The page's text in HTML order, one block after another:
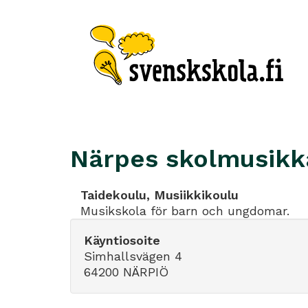
Närpes
Taidekoulu, Musiikkikoulu
Musikskola för barn och ungdomar.
Käyntiosoite
Simhallsvägen 4
64200 NÄRPIÖ